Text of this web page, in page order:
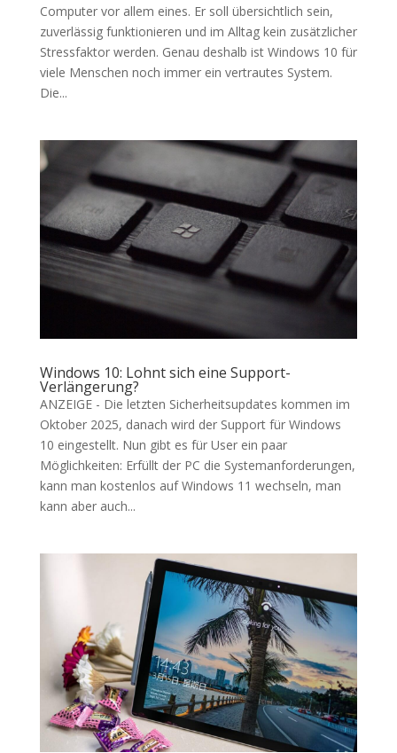
Computer vor allem eines. Er soll übersichtlich sein,
zuverlässig funktionieren und im Alltag kein zusätzlicher
Stressfaktor werden. Genau deshalb ist Windows 10 für
viele Menschen noch immer ein vertrautes System.
Die...
Windows 10: Lohnt sich eine Support-
Verlängerung?
ANZEIGE - Die letzten Sicherheitsupdates kommen im
Oktober 2025, danach wird der Support für Windows
10 eingestellt. Nun gibt es für User ein paar
Möglichkeiten: Erfüllt der PC die Systemanforderungen,
kann man kostenlos auf Windows 11 wechseln, man
kann aber auch...